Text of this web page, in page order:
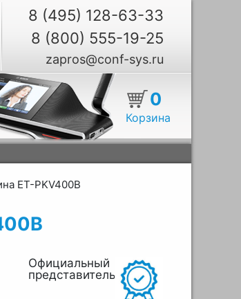
8 (495) 128-63-33
8 (800) 555-19-25
zapros@conf-sys.ru
0
Корзина
ET-PKV400B
Официальный
представитель